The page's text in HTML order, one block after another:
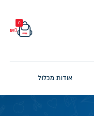
0
₪0
אודות מכלול